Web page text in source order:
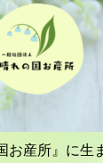
お産所』に生